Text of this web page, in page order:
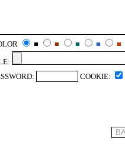
■ ■ ■ ■ ■
COOKIE: